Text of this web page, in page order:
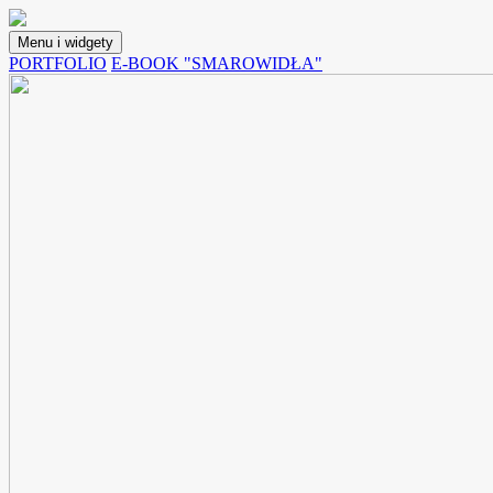
Przejdź
do
treści
Lunchoteka
Blog z przepisami na potrawy, które możemy spakować do
Menu i widgety
PORTFOLIO E-BOOK "SMAROWIDŁA"